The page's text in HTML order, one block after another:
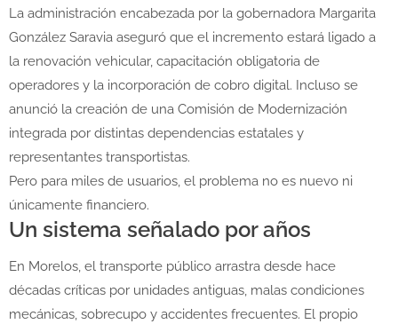
La administración encabezada por la gobernadora Margarita
González Saravia aseguró que el incremento estará ligado a
la renovación vehicular, capacitación obligatoria de
operadores y la incorporación de cobro digital. Incluso se
anunció la creación de una Comisión de Modernización
integrada por distintas dependencias estatales y
representantes transportistas.
Pero para miles de usuarios, el problema no es nuevo ni
únicamente financiero.
Un sistema señalado por años
En Morelos, el transporte público arrastra desde hace
décadas críticas por unidades antiguas, malas condiciones
mecánicas, sobrecupo y accidentes frecuentes. El propio